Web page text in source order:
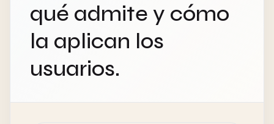
qué admite y cómo
la aplican los
usuarios.